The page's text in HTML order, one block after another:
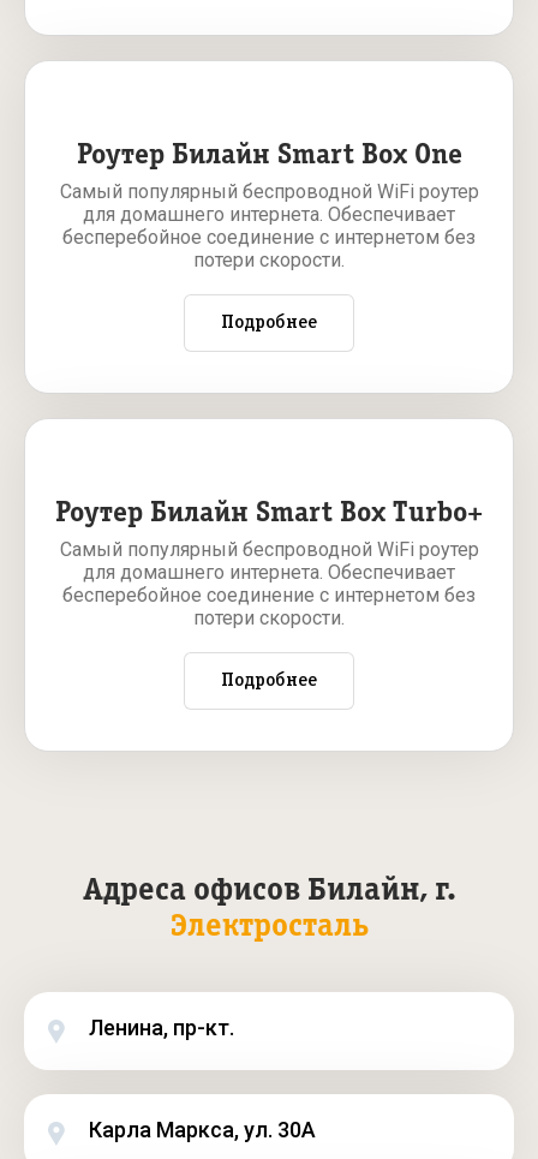
Роутер Билайн Smart Box One
Самый популярный беспроводной WiFi роутер
для домашнего интернета. Обеспечивает
бесперебойное соединение с интернетом без
потери скорости.
Подробнее
Роутер Билайн Smart Box Turbo+
Самый популярный беспроводной WiFi роутер
для домашнего интернета. Обеспечивает
бесперебойное соединение с интернетом без
потери скорости.
Подробнее
Адреса офисов Билайн, г.
Электросталь
Ленина, пр-кт.
Карла Маркса, ул. 30А